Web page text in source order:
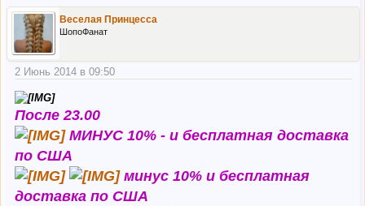
Веселая Принцесса
ШопоФанат
2 Июнь 2014 в 09:50
После 23.00
МИНУС 10% - и бесплатная доставка
по США
минус 10% и бесплатная
доставка по США